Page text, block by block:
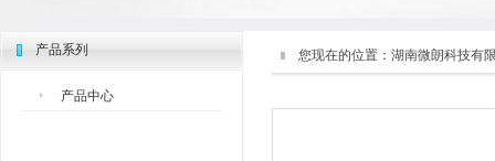
产品系列
产品中心
您现在的位置： 湖南微朗科技有